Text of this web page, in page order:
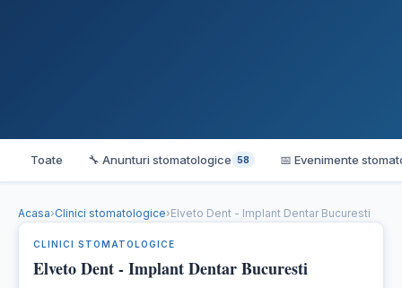
Toate 🔧 Anunturi stomatologice 58 📅 Evenimente
Acasa›Clinici stomatologice›Elveto Dent - Implant Dentar Bucuresti
CLINICI STOMATOLOGICE
Elveto Dent - Implant Dentar Bucuresti